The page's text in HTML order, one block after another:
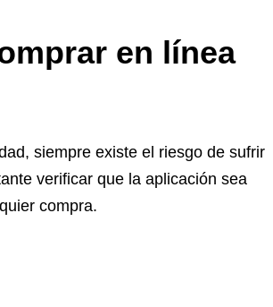
en línea
siempre existe el riesgo de sufrir
verificar que la aplicación sea
compra.